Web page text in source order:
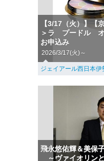
【3/17（火）】【
＞ラ プードル オ
お申込み
2026/3/17(火)～
ジェイアール西日本伊
飛永悠佑輝＆美保
～ヴァイオリン